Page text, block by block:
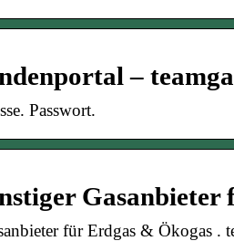
–
Passwort.
für Erdgas & Ökogas .